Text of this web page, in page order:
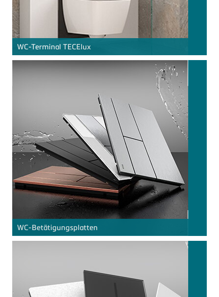
WC-Terminal TECElux
WC-Betätigungsplatten